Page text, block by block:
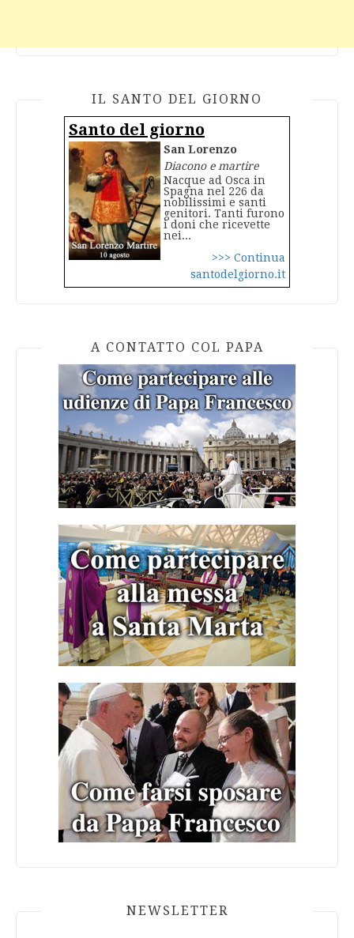
IL SANTO DEL GIORNO
Santo del giorno
San Lorenzo
Diacono e martire
Nacque ad Osca in
Spagna nel 226 da
nobilissimi e santi
genitori. Tanti furono
i doni che ricevette
nei...
>>> Continua
santodelgiorno.it
A CONTATTO COL PAPA
NEWSLETTER